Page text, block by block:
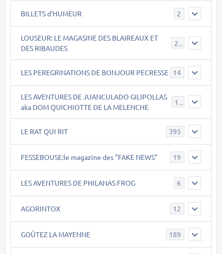
BILLETS d'HUMEUR 2
LOUSEUR: LE MAGASINE DES BLAIREAUX ET
DES RIBAUDES
21
LES PEREGRINATIONS DE BONJOUR PECRESSE 14
LES AVENTURES DE JUANCULADO GILIPOLLAS
aka DOM QUICHIOTTE DE LA MELENCHE
119
LE RAT QUI RIT 395
FESSEBOUSE:le magazine des "FAKE NEWS" 19
LES AVENTURES DE PHILANAS FROG 6
AGORINTOX 12
GOÛTEZ LA MAYENNE 189